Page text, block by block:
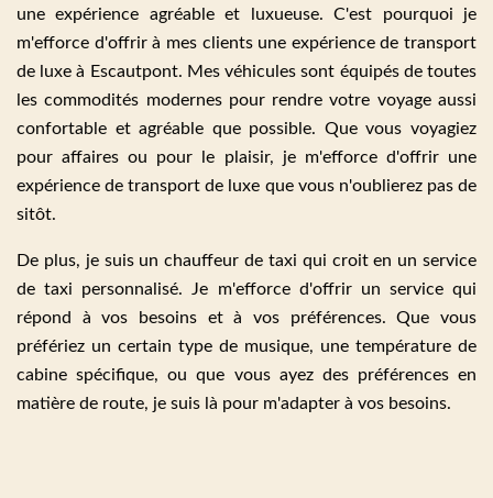
une expérience agréable et luxueuse. C'est pourquoi je
m'efforce d'offrir à mes clients une expérience de transport
de luxe à Escautpont. Mes véhicules sont équipés de toutes
les commodités modernes pour rendre votre voyage aussi
confortable et agréable que possible. Que vous voyagiez
pour affaires ou pour le plaisir, je m'efforce d'offrir une
expérience de transport de luxe que vous n'oublierez pas de
sitôt.
De plus, je suis un chauffeur de taxi qui croit en un service
de taxi personnalisé. Je m'efforce d'offrir un service qui
répond à vos besoins et à vos préférences. Que vous
préfériez un certain type de musique, une température de
cabine spécifique, ou que vous ayez des préférences en
matière de route, je suis là pour m'adapter à vos besoins.